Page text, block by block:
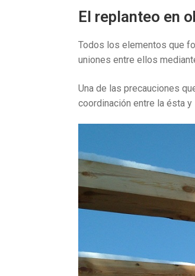
El replanteo en
Todos los elementos que
uniones entre ellos
Una de las precauciones
coordinación entre la ésta